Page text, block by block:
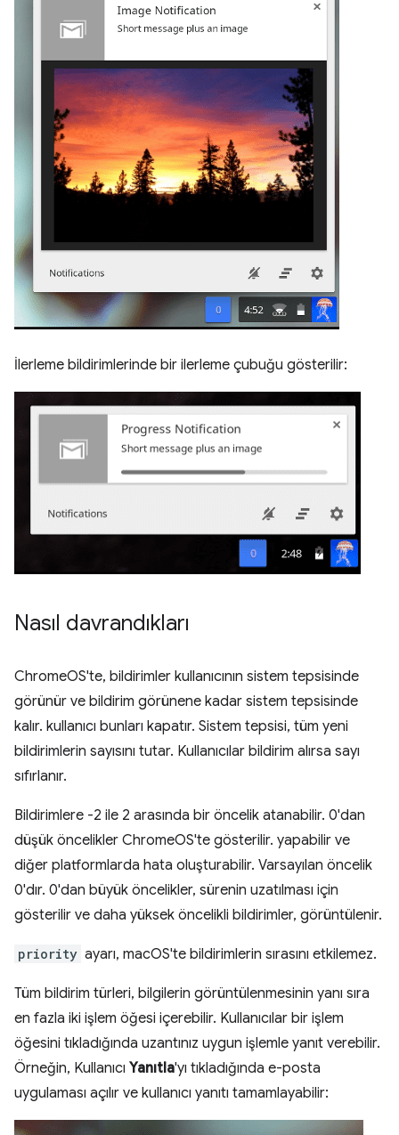
İlerleme bildirimlerinde bir ilerleme çubuğu gösterilir:
Nasıl davrandıkları
ChromeOS'te, bildirimler kullanıcının sistem tepsisinde
görünür ve bildirim görünene kadar sistem tepsisinde
kalır. kullanıcı bunları kapatır. Sistem tepsisi, tüm yeni
bildirimlerin sayısını tutar. Kullanıcılar bildirim alırsa sayı
sıfırlanır.
Bildirimlere -2 ile 2 arasında bir öncelik atanabilir. 0'dan
düşük öncelikler ChromeOS'te gösterilir. yapabilir ve
diğer platformlarda hata oluşturabilir. Varsayılan öncelik
0'dır. 0'dan büyük öncelikler, sürenin uzatılması için
gösterilir ve daha yüksek öncelikli bildirimler, görüntülenir.
priority ayarı, macOS'te bildirimlerin sırasını etkilemez.
Tüm bildirim türleri, bilgilerin görüntülenmesinin yanı sıra
en fazla iki işlem öğesi içerebilir. Kullanıcılar bir işlem
öğesini tıkladığında uzantınız uygun işlemle yanıt verebilir.
Örneğin, Kullanıcı Yanıtla'yı tıkladığında e-posta
uygulaması açılır ve kullanıcı yanıtı tamamlayabilir: